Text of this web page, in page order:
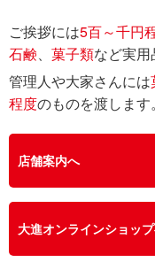
ご挨拶には5百～千円
石鹸、 菓子類など実用
管理人や大家さんには
程度のものを渡します。
店舗案内へ
大進オンラインショッ